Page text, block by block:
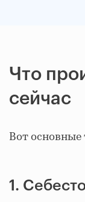
Что
сейчас
Вот
1.